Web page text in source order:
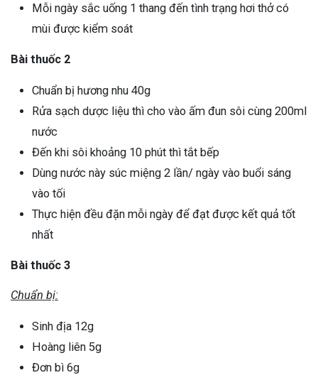
Mỗi ngày sắc uống 1 thang đến tình trạng hơi thở có
mùi được kiểm soát
Bài thuốc 2
Chuẩn bị hương nhu 40g
Rửa sạch dược liệu thì cho vào ấm đun sôi cùng 200ml
nước
Đến khi sôi khoảng 10 phút thì tắt bếp
Dùng nước này súc miệng 2 lần/ ngày vào buổi sáng
vào tối
Thực hiện đều đặn mỗi ngày để đạt được kết quả tốt
nhất
Bài thuốc 3
Chuẩn bị:
Sinh địa 12g
Hoàng liên 5g
Đơn bì 6g